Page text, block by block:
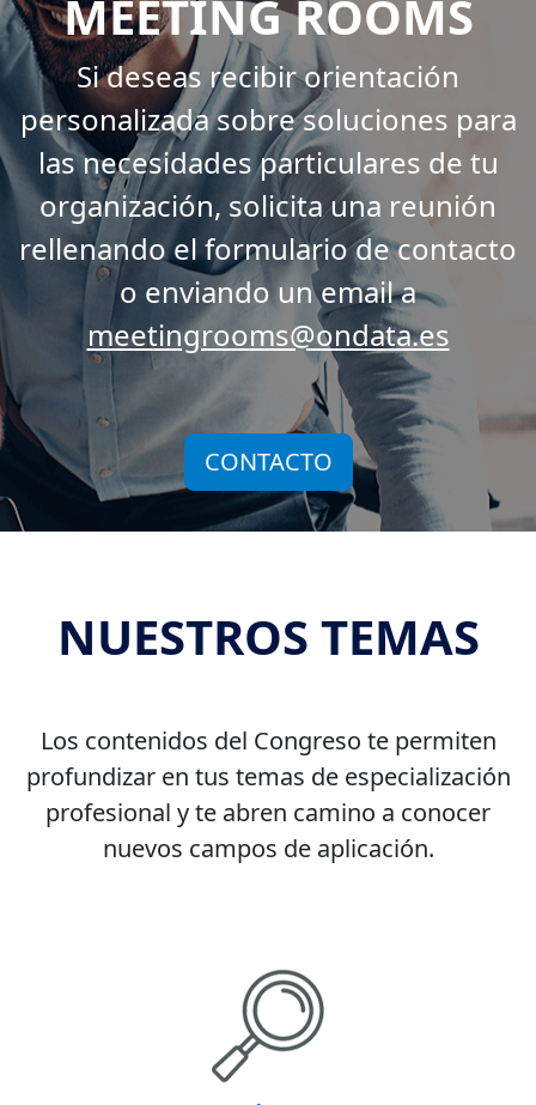
MEETING ROOMS
Si deseas recibir orientación
personalizada sobre soluciones para
las necesidades particulares de tu
organización, solicita una reunión
rellenando el formulario de contacto
o enviando un email a
meetingrooms@ondata.es
CONTACTO
NUESTROS TEMAS
Los contenidos del Congreso te permiten
profundizar en tus temas de especialización
profesional y te abren camino a conocer
nuevos campos de aplicación.